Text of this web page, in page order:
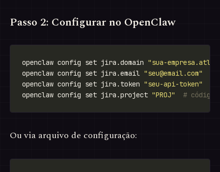
Passo 2: Configurar no OpenClaw
openclaw config set jira.domain "sua-
openclaw config set jira.email "seu@email.com"
openclaw config set jira.token "seu-api-token"
openclaw config set jira.project "PROJ" # código
Ou via arquivo de configuração: